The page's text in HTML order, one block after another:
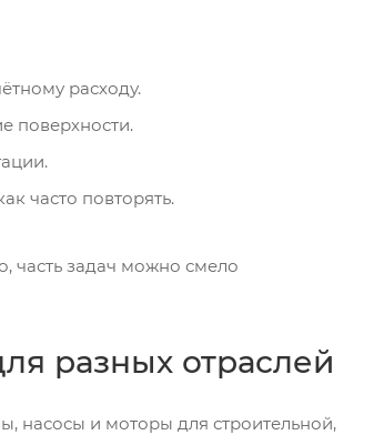
расходу.
поверхности.
часто повторять.
часть задач можно смело
разных отраслей
насосы и моторы для строительной,